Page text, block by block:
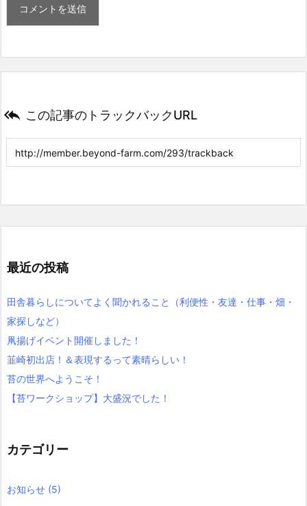
 この記事のトラックバックURL
最近の投稿
田舎暮らしについてよく聞かれること（利便性・友達・仕事・畑・
家探しなど）
凧揚げイベント開催しました！
韮崎初出店！＆表現するって素晴らしい！
苔の世界へようこそ！
【苔ワークショップ】大盛況でした！
カテゴリー
お知らせ (5)